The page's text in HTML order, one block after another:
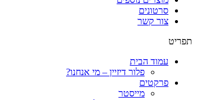
סרטונים
צור קשר
תפריט
עמוד הבית
פלור דיזיין – מי אנחנו?
פרקטים
מייסטר